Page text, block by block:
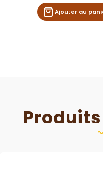
Ajouter au